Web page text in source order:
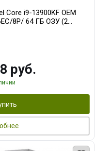
Core i9-13900KF OEM
8P/ 64 ГБ ОЗУ (2
OC 16GB GDDR7
руб.